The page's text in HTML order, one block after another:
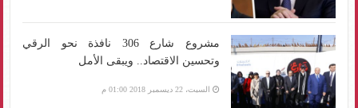
مشروع شارع 306 نافذة نحو الرقي
وتحسين الاقتصاد.. ويبقى الأمل
السبت، 22 ديسمبر 2018 01:00 م